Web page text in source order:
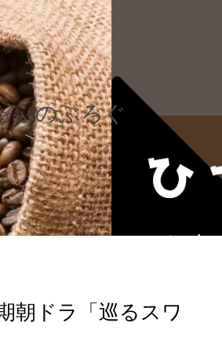
ぷのぶろぐ
朝ドラ「巡るスワ